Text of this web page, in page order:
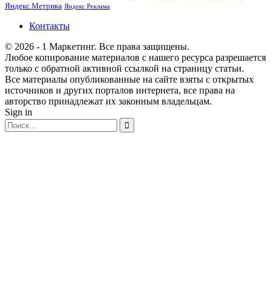
Яндекс.Метрика Яндекс Реклама
Контакты
© 2026 - 1 Маркетинг. Все права защищены.
Любое копирование материалов с нашего ресурса разрешается
только с обратной активной ссылкой на страницу статьи.
Все материалы опубликованные на сайте взяты с открытых
источников и других порталов интернета, все права на
авторство принадлежат их законным владельцам.
Sign in